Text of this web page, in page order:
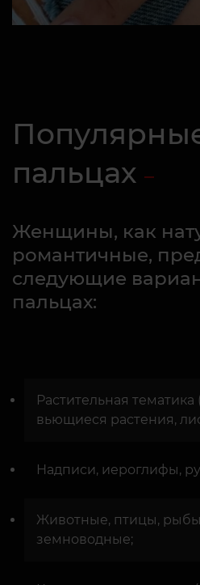
пальцах
Женщины, как
романтичные,
следующие
пальцах:
Растительная
вьющиеся растения,
Надписи, иероглифы,
Животные, птицы,
земноводные;